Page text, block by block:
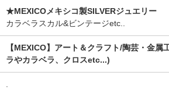
★MEXICOメキシコ製SILVERジュエリー
カラベラスカル&ビンテージetc..
【MEXICO】アート＆クラフト/陶芸・金属
ラやカラベラ、クロスetc...)